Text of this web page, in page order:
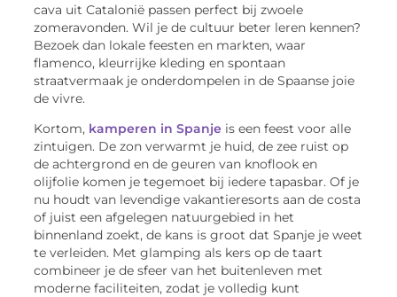
cava uit Catalonië passen perfect bij zwoele
zomeravonden. Wil je de cultuur beter leren kennen?
Bezoek dan lokale feesten en markten, waar
flamenco, kleurrijke kleding en spontaan
straatvermaak je onderdompelen in de Spaanse joie
de vivre.
Kortom, kamperen in Spanje is een feest voor alle
zintuigen. De zon verwarmt je huid, de zee ruist op
de achtergrond en de geuren van knoflook en
olijfolie komen je tegemoet bij iedere tapasbar. Of je
nu houdt van levendige vakantieresorts aan de costa
of juist een afgelegen natuurgebied in het
binnenland zoekt, de kans is groot dat Spanje je weet
te verleiden. Met glamping als kers op de taart
combineer je de sfeer van het buitenleven met
moderne faciliteiten, zodat je volledig kunt